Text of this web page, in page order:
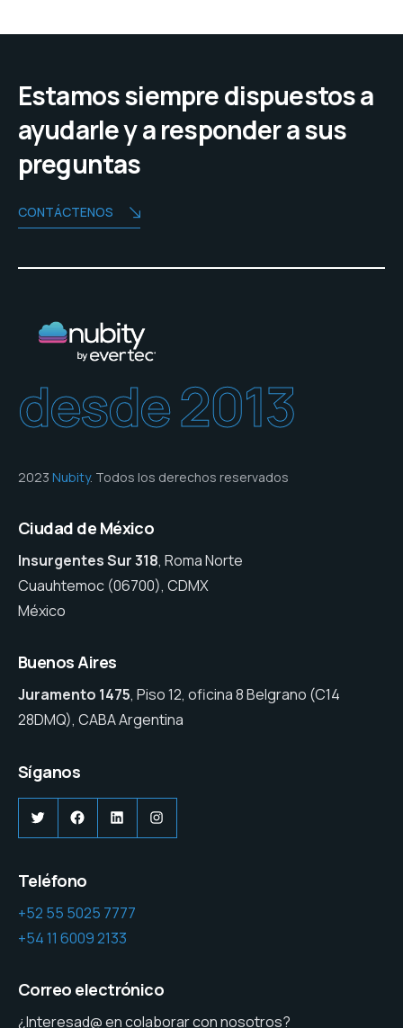
Estamos siempre dispuestos a
ayudarle y a responder a sus
preguntas
CONTÁCTENOS
desde 2013
2023 Nubity. Todos los derechos reservados
Ciudad de México
Insurgentes Sur 318, Roma Norte
Cuauhtemoc (06700), CDMX
México
Buenos Aires
Juramento 1475, Piso 12, oficina 8 Belgrano (C14
28DMQ), CABA Argentina
Síganos
TwitterFacebook
LinkedInInstagram
Teléfono
+52 55 5025 7777
+54 11 6009 2133
Correo electrónico
¿Interesad@ en colaborar con nosotros?